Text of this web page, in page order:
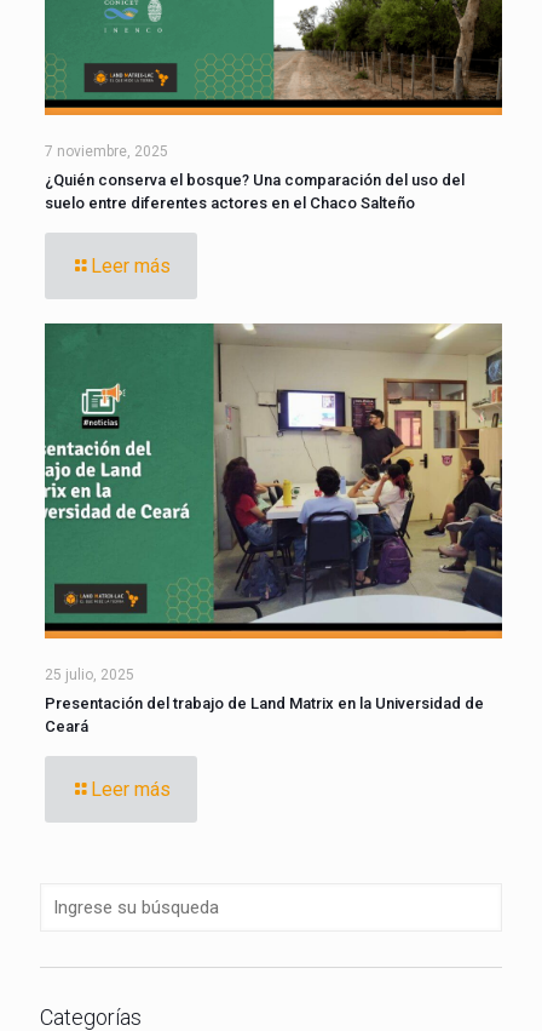
7 noviembre, 2025
¿Quién conserva el bosque? Una comparación del uso del
suelo entre diferentes actores en el Chaco Salteño
Leer más
25 julio, 2025
Presentación del trabajo de Land Matrix en la Universidad de
Ceará
Leer más
Categorías